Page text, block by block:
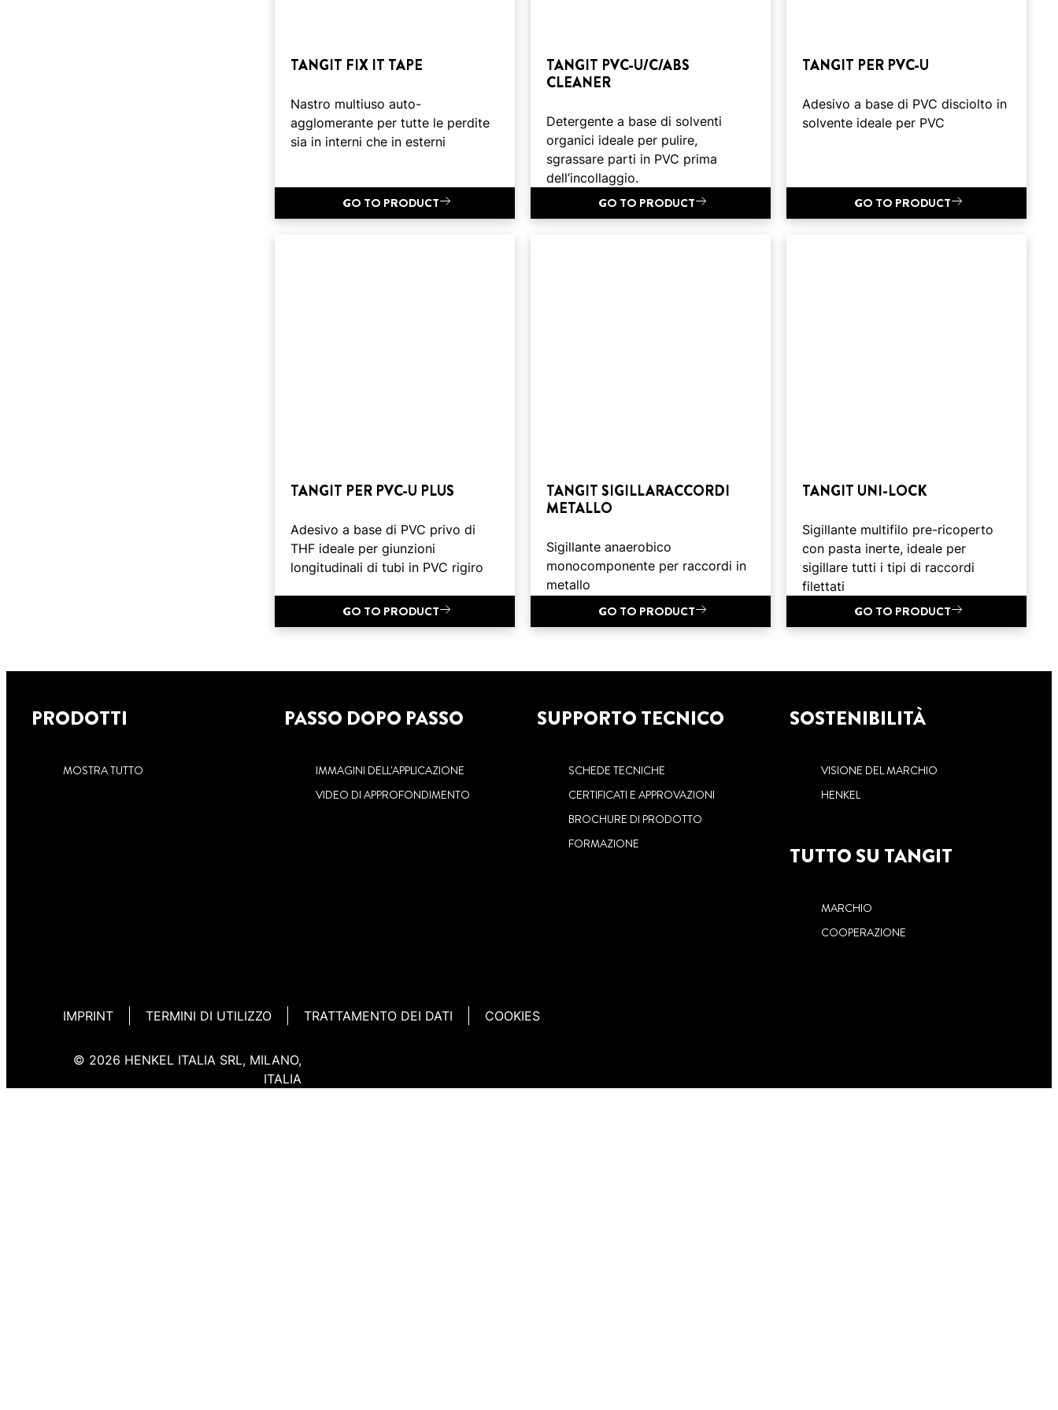
TANGIT FIX IT TAPE
Nastro multiuso auto-
agglomerante per tutte le perdite
sia in interni che in esterni
GO TO PRODUCT
TANGIT PVC-U/C/ABS
CLEANER
Detergente a base di solventi
organici ideale per pulire,
sgrassare parti in PVC prima
dell’incollaggio.
GO TO PRODUCT
TANGIT PER PVC-U
Adesivo a base di PVC disciolto in
solvente ideale per PVC
GO TO PRODUCT
TANGIT PER PVC-U PLUS
Adesivo a base di PVC privo di
THF ideale per giunzioni
longitudinali di tubi in PVC rigiro
GO TO PRODUCT
TANGIT SIGILLARACCORDI
METALLO
Sigillante anaerobico
monocomponente per raccordi in
metallo
GO TO PRODUCT
TANGIT UNI-LOCK
Sigillante multifilo pre-ricoperto
con pasta inerte, ideale per
sigillare tutti i tipi di raccordi
filettati
GO TO PRODUCT
PRODOTTI
MOSTRA TUTTO
PASSO DOPO PASSO
IMMAGINI DELL'APPLICAZIONE
VIDEO DI APPROFONDIMENTO
SUPPORTO TECNICO
SCHEDE TECNICHE
CERTIFICATI E APPROVAZIONI
BROCHURE DI PRODOTTO
FORMAZIONE
SOSTENIBILITÀ
VISIONE DEL MARCHIO
HENKEL
TUTTO SU TANGIT
MARCHIO
COOPERAZIONE
IMPRINT TERMINI DI UTILIZZO TRATTAMENTO DEI DATI COOKIES
© 2026 HENKEL ITALIA SRL, MILANO,
ITALIA